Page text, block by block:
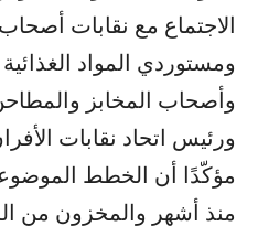
الاجتماع مع نقابات
ومستوردي المواد
وأصحاب المخابز
ورئيس اتحاد نقابات
مؤكّدًا أن الخطط
منذ أشهر والمخزون من